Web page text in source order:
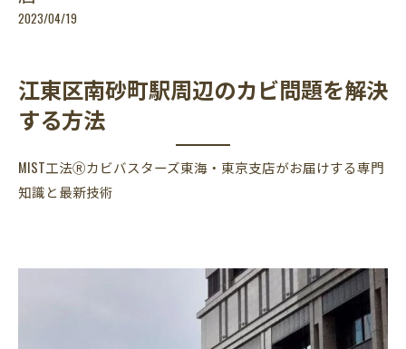
2023/04/19
江東区南砂町駅周辺のカビ問題を解決
する方法
MIST工法Ⓡカビバスターズ東海・東京支店がお届けする専門
知識と最新技術